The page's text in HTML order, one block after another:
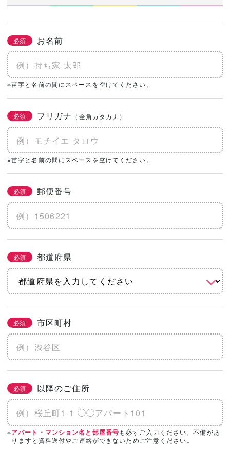
必須 お名前
※苗字と名前の間にスペースを空けてください。
必須 フリガナ （全角カタカナ）
※苗字と名前の間にスペースを空けてください。
必須 郵便番号
必須 都道府県
必須 市区町村
必須 以降のご住所
※アパート・マンション名と部屋番号も必ずご入力ください。不備があ
りますと資料送付やご連絡ができないためご注意ください。